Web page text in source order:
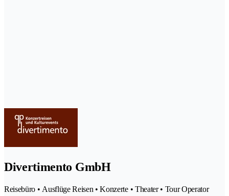
Divertimento GmbH
Reisebüro • Ausflüge Reisen • Konzerte • Theater • Tour Operator